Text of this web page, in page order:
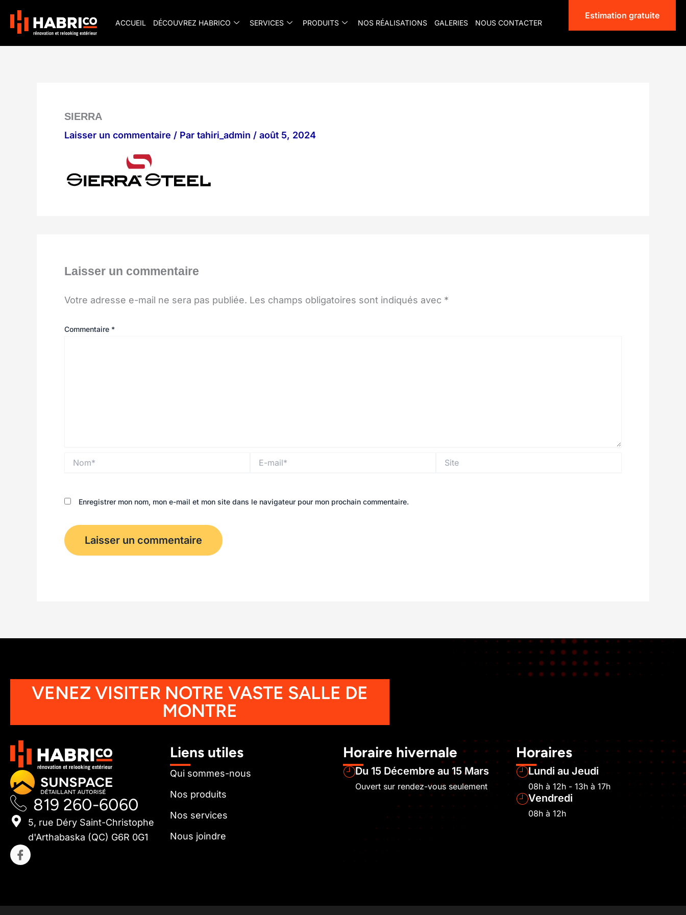
contenu
ACCUEIL DÉCOUVREZ HABRICO SERVICES PRODUITS NOS RÉALISATIONS GALERIES NOUS CONTACTER
Estimation gratuite
SIERRA
Laisser un commentaire / Par tahiri_admin / août 5, 2024
Laisser un commentaire
Votre adresse e-mail ne sera pas publiée. Les champs obligatoires sont indiqués avec *
Commentaire *
mail*
Enregistrer mon nom, mon e-mail et mon site dans le navigateur pour mon prochain commentaire.
VENEZ VISITER NOTRE VASTE SALLE DE
MONTRE
819 260-6060
5, rue Déry Saint-Christophe
d'Arthabaska (QC) G6R 0G1
I
c
Liens utiles
Qui sommes-nous
Nos produits
Nos services
Nous joindre
Horaire hivernale
Du 15 Décembre au 15 Mars
Ouvert sur rendez-vous seulement
Horaires
Lundi au Jeudi
08h à 12h - 13h à 17h
Vendredi
08h à 12h